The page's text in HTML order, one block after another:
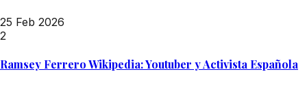
25 Feb 2026
2
Ramsey Ferrero Wikipedia: Youtuber y Activista Española